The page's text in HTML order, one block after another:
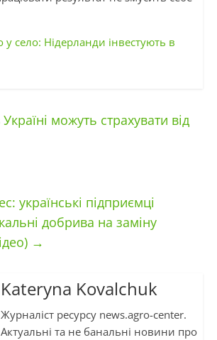
село: Нідерланди інвестують в
можуть страхувати від
українські підприємці
добрива на заміну
→
Kateryna Kovalchuk
Журналіст ресурсу news.agro-center.
Актуальні та не банальні новини про